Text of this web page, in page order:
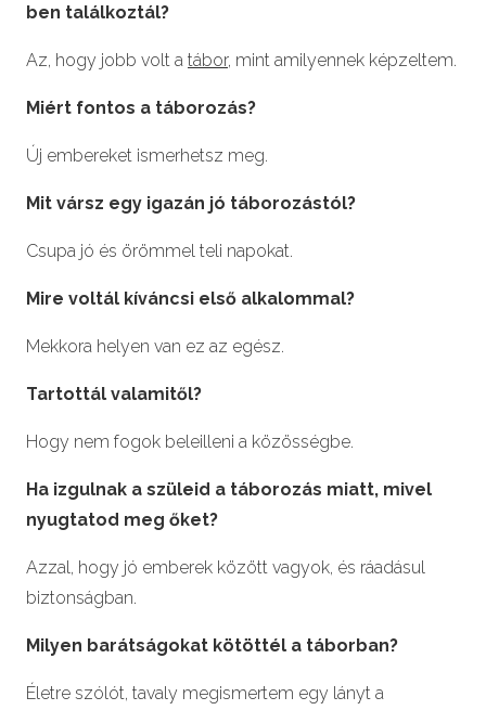
ben találkoztál?
Az, hogy jobb volt a tábor, mint amilyennek képzeltem.
Miért fontos a táborozás?
Új embereket ismerhetsz meg.
Mit vársz egy igazán jó táborozástól?
Csupa jó és örömmel teli napokat.
Mire voltál kíváncsi első alkalommal?
Mekkora helyen van ez az egész.
Tartottál valamitől?
Hogy nem fogok beleilleni a közösségbe.
Ha izgulnak a szüleid a táborozás miatt, mivel
nyugtatod meg őket?
Azzal, hogy jó emberek között vagyok, és ráadásul
biztonságban.
Milyen barátságokat kötöttél a táborban?
Életre szólót, tavaly megismertem egy lányt a